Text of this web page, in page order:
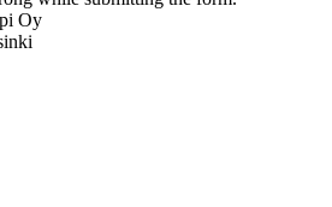
Oy